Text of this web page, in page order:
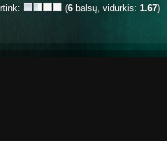
(6 balsų, vidurkis: 1.67)